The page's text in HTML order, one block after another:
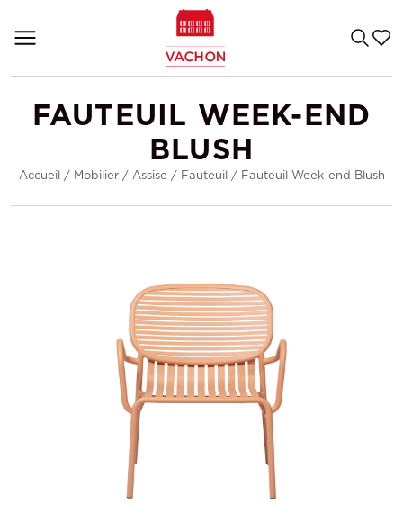
FAUTEUIL WEEK-END
BLUSH
Accueil / Mobilier/ Assise / Fauteuil / Fauteuil Week-end Blush